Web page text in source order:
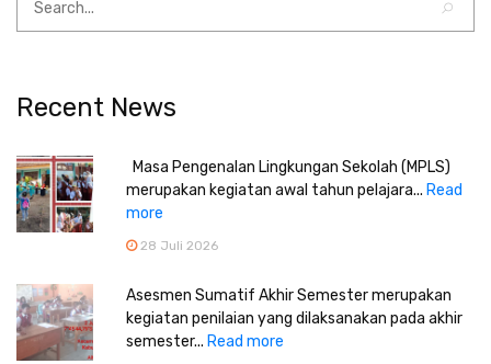
Recent News
Masa Pengenalan Lingkungan Sekolah (MPLS)
merupakan kegiatan awal tahun pelajara... Read
more
28 Juli 2026
Asesmen Sumatif Akhir Semester merupakan
kegiatan penilaian yang dilaksanakan pada akhir
semester... Read more